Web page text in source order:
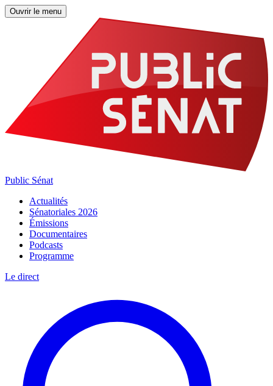
Ouvrir le menu
Public Sénat
Actualités
Sénatoriales 2026
Émissions
Documentaires
Podcasts
Programme
Le direct